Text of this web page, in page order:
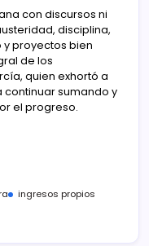
con discursos ni
disciplina,
y proyectos bien
de los
quien exhortó a
sumando y
el progreso.
ingresos propios